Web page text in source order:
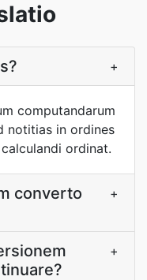
+
computandarum
notitias in ordines
ordinat.
converto
+
+